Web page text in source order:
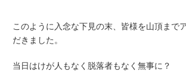
このように入念な下見の末、皆様を山頂まで
だきました。
当日はけが人もなく脱落者もなく無事に？